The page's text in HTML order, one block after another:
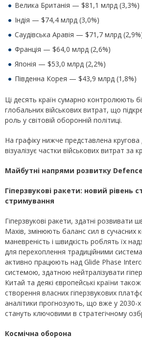
Велика Британія — $81,1 млрд (3,3%)
Індія — $74,4 млрд (3,0%)
Саудівська Аравія — $71,7 млрд
Франція — $64,0 млрд (2,6%)
Японія — $53,0 млрд (2,2%)
Південна Корея — $43,9 млрд (1,8%)
Ці десять країн сумарно контролюють
глобальних військових витрат, що
роль у світовій оборонній політиці.
На графіку нижче представлена кругова
візуалізує частки військових витрат за
Майбутні напрями розвитку D
Гіперзвукові ракети: новий рівень
стримування
Гіперзвукові ракети, здатні розвивати
Махів, змінюють баланс сил в сучасних
маневреність і швидкість роблять їх
для перехоплення традиційними
активно працюють над Glide Phase
системою, здатною нейтралізувати
Китай та деякі європейські країни
створення власних гіперзвукових
аналітики прогнозують, що вже у 2030-х
стануть ключовими в стратегічному
Космічна оборона